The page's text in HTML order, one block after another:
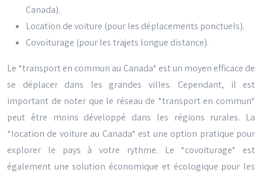
Canada).
Location de voiture (pour les déplacements ponctuels).
Covoiturage (pour les trajets longue distance).
Le *transport en commun au Canada* est un moyen efficace de
se déplacer dans les grandes villes. Cependant, il est
important de noter que le réseau de *transport en commun*
peut être moins développé dans les régions rurales. La
*location de voiture au Canada* est une option pratique pour
explorer le pays à votre rythme. Le *covoiturage* est
également une solution économique et écologique pour les